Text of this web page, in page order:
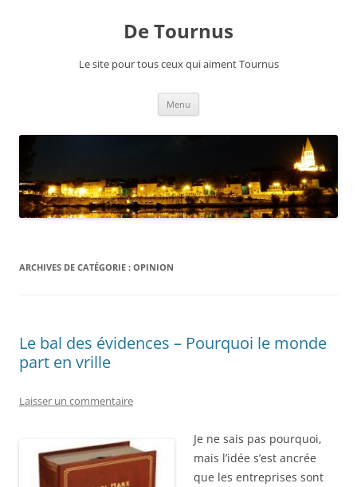
De Tournus
Le site pour tous ceux qui aiment Tournus
Menu
ARCHIVES DE CATÉGORIE : OPINION
Le bal des évidences – Pourquoi le monde
part en vrille
Laisser un commentaire
Je ne sais pas pourquoi,
mais l’idée s’est ancrée
que les entreprises sont